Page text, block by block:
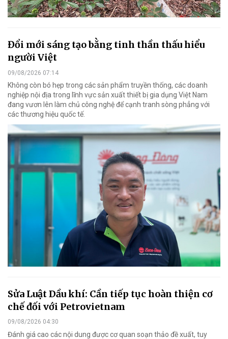
Đổi mới sáng tạo bằng tinh thần thấu hiểu
người Việt
09/08/2026 07:14
Không còn bó hẹp trong các sản phẩm truyền thống, các doanh
nghiệp nội địa trong lĩnh vực sản xuất thiết bị gia dụng Việt Nam
đang vươn lên làm chủ công nghệ để cạnh tranh sòng phẳng với
các thương hiệu quốc tế.
Sửa Luật Dầu khí: Cần tiếp tục hoàn thiện cơ
chế đối với Petrovietnam
09/08/2026 04:30
Đánh giá cao các nội dung được cơ quan soạn thảo đề xuất, tuy